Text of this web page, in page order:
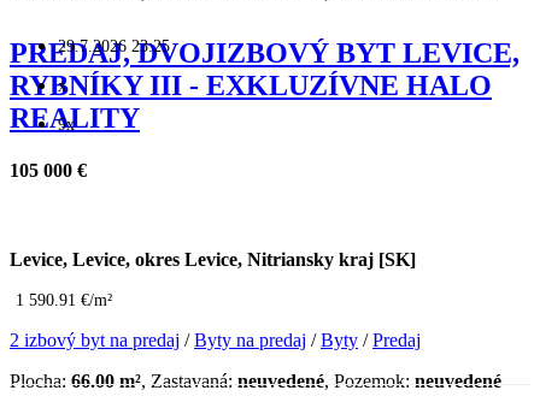
29.7.2026 23:25
x
9x
PREDAJ, DVOJIZBOVÝ BYT LEVICE,
RYBNÍKY III - EXKLUZÍVNE HALO
REALITY
105 000 €
Levice, Levice, okres Levice, Nitriansky kraj [SK]
1 590.91 €/m²
2 izbový byt na predaj /Byty na predaj /Byty /Predaj
Plocha: 66.00 m², Zastavaná: neuvedené, Pozemok: neuvedené